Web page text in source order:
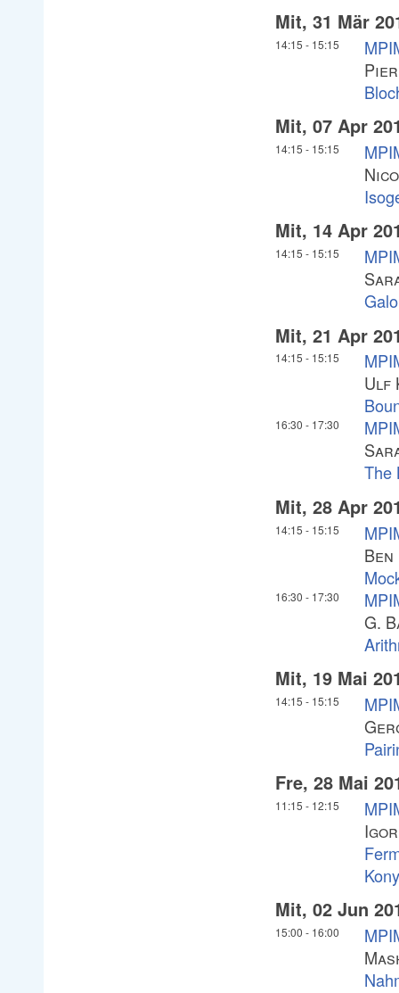
Mit, 31 Mär
14:15 - 15:15
Mit, 07 Apr
14:15 - 15:15
Mit, 14 Apr
14:15 - 15:15
Mit, 21 Apr
14:15 - 15:15
Ulf
16:30 - 17:30
The
Mit, 28 Apr
14:15 - 15:15
Ben
16:30 - 17:30
G.
Mit, 19 Mai
14:15 - 15:15
Fre, 28 Mai
11:15 - 12:15
Mit, 02 Jun
15:00 - 16:00